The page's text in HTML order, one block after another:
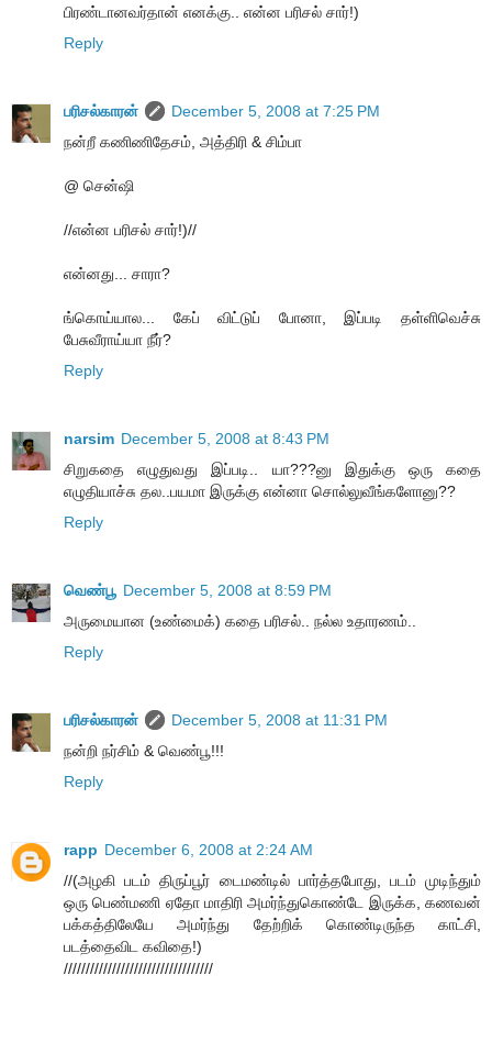
பிரண்டானவர்தான் எனக்கு.. என்ன பரிசல் சார்!)
Reply
பரிசல்காரன்
December 5, 2008 at 7:25 PM
நன்றீ கணிணிதேசம், அத்திரி & சிம்பா
@ சென்ஷி
//என்ன பரிசல் சார்!)//
என்னது... சாரா?
ங்கொய்யால... கேப் விட்டுப் போனா, இப்படி தள்ளிவெச்சு
பேசுவீராய்யா நீர்?
Reply
narsim December 5, 2008 at 8:43 PM
சிறுகதை எழுதுவது இப்படி.. யா???னு இதுக்கு ஒரு கதை
எழுதியாச்சு தல..பயமா இருக்கு என்னா சொல்லுவீங்களோனு??
Reply
வெண்பூ December 5, 2008 at 8:59 PM
அருமையான (உண்மைக்) கதை பரிசல்.. நல்ல உதாரணம்..
Reply
பரிசல்காரன்
December 5, 2008 at 11:31 PM
நன்றி நர்சிம் & வெண்பூ!!!
Reply
rapp December 6, 2008 at 2:24 AM
//(அழகி படம் திருப்பூர் டைமண்டில் பார்த்தபோது, படம் முடிந்தும்
ஒரு பெண்மணி ஏதோ மாதிரி அமர்ந்துகொண்டே இருக்க, கணவன்
பக்கத்திலேயே அமர்ந்து தேற்றிக் கொண்டிருந்த காட்சி,
படத்தைவிட கவிதை!)
//////////////////////////////////